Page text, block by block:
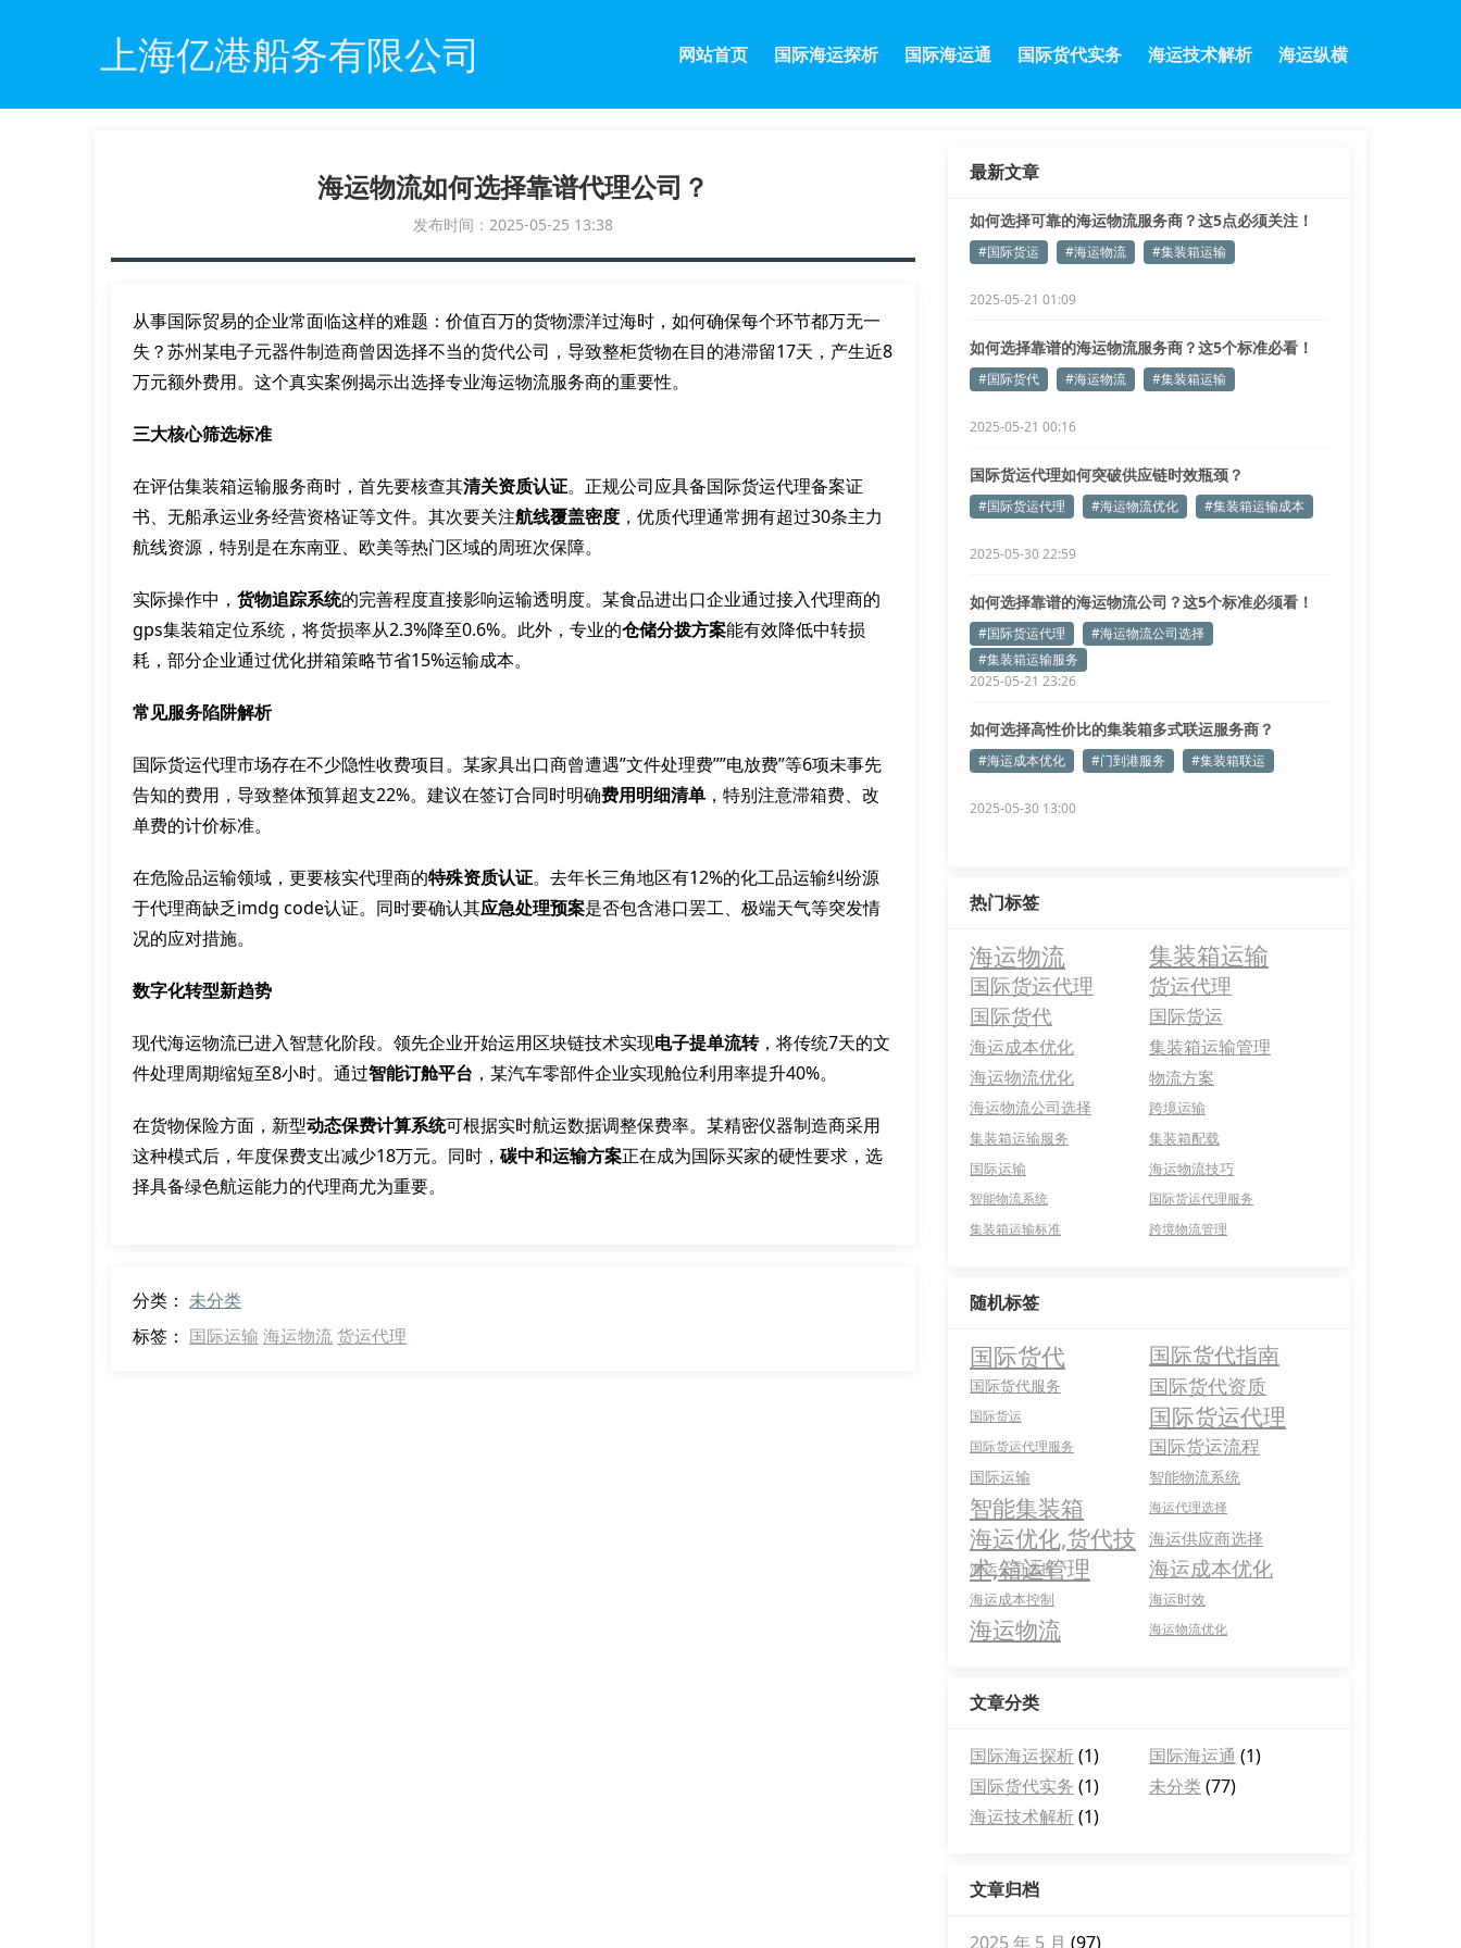
上海亿港船务有限公司 网站首页 国际海运探析 国际海运通 国际货代实务 海运技术解析 海运纵横
海运物流如何选择靠谱代理公司？
发布时间：2025-05-25 13:38
从事国际贸易的企业常面临这样的难题：价值百万的货物漂洋过海时，如何确保每个环节都万无一
失？苏州某电子元器件制造商曾因选择不当的货代公司，导致整柜货物在目的港滞留17天，产生近8
万元额外费用。这个真实案例揭示出选择专业海运物流服务商的重要性。
三大核心筛选标准
在评估集装箱运输服务商时，首先要核查其清关资质认证。正规公司应具备国际货运代理备案证
书、无船承运业务经营资格证等文件。其次要关注航线覆盖密度 ，优质代理通常拥有超过30条主力
航线资源，特别是在东南亚、欧美等热门区域的周班次保障。
实际操作中， 货物追踪系统的完善程度直接影响运输透明度。某食品进出口企业通过接入代理商的
gps集装箱定位系统，将货损率从2.3%降至0.6%。此外，专业的仓储分拨方案能有效降低中转损
耗，部分企业通过优化拼箱策略节省15%运输成本。
常见服务陷阱解析
国际货运代理市场存在不少隐性收费项目。某家具出口商曾遭遇”文件处理费””电放费”等6项未事先
告知的费用，导致整体预算超支22%。建议在签订合同时明确费用明细清单 ，特别注意滞箱费、改
单费的计价标准。
在危险品运输领域，更要核实代理商的特殊资质认证。去年长三角地区有12%的化工品运输纠纷源
于代理商缺乏imdg code认证。同时要确认其应急处理预案是否包含港口罢工、极端天气等突发情
况的应对措施。
数字化转型新趋势
现代海运物流已进入智慧化阶段。领先企业开始运用区块链技术实现电子提单流转，将传统7天的文
件处理周期缩短至8小时。通过智能订舱平台 ，某汽车零部件企业实现舱位利用率提升40%。
在货物保险方面，新型动态保费计算系统可根据实时航运数据调整保费率。某精密仪器制造商采用
这种模式后，年度保费支出减少18万元。同时， 碳中和运输方案正在成为国际买家的硬性要求，选
择具备绿色航运能力的代理商尤为重要。
分类： 未分类
标签： 国际运输 海运物流货运代理
最新文章
如何选择可靠的海运物流服务商？这5点必须关注！
#国际货运 #海运物流 #集装箱运输
2025-05-21 01:09
如何选择靠谱的海运物流服务商？这5个标准必看！
#国际货代 #海运物流 #集装箱运输
2025-05-21 00:16
国际货运代理如何突破供应链时效瓶颈？
#国际货运代理 #海运物流优化 #集装箱运输成本
2025-05-30 22:59
如何选择靠谱的海运物流公司？这5个标准必须看！
#国际货运代理
#海运物流公司选择
#集装箱运输服务
2025-05-21 23:26
如何选择高性价比的集装箱多式联运服务商？
#海运成本优化 #门到港服务 #集装箱联运
2025-05-30 13:00
热门标签
海运物流 集装箱运输
国际货运代理 货运代理
国际货代 国际货运
海运成本优化
集装箱运输管理
海运物流优化
物流方案
海运物流公司选择
跨境运输
集装箱运输服务
集装箱配载
国际运输
海运物流技巧
智能物流系统
国际货运代理服务
集装箱运输标准
跨境物流管理
随机标签
国际货代 国际货代指南
国际货代服务 国际货代资质
国际货运 国际货运代理
国际货运代理服务 国际货运流程
国际运输 智能物流系统
智能集装箱 海运代理选择
海运优化,货代技
术,箱运管理
海运供应商选择
海运公司选择 海运成本优化
海运成本控制 海运时效
海运物流 海运物流优化
文章分类
国际海运探析(1) 国际海运通 (1)
国际货代实务 (1) 未分类(77)
海运技术解析(1)
文章归档
2025 年 5 月 (97)